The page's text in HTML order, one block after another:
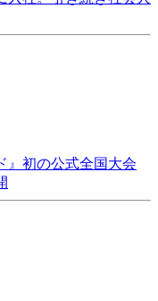
』初の公式全国大会